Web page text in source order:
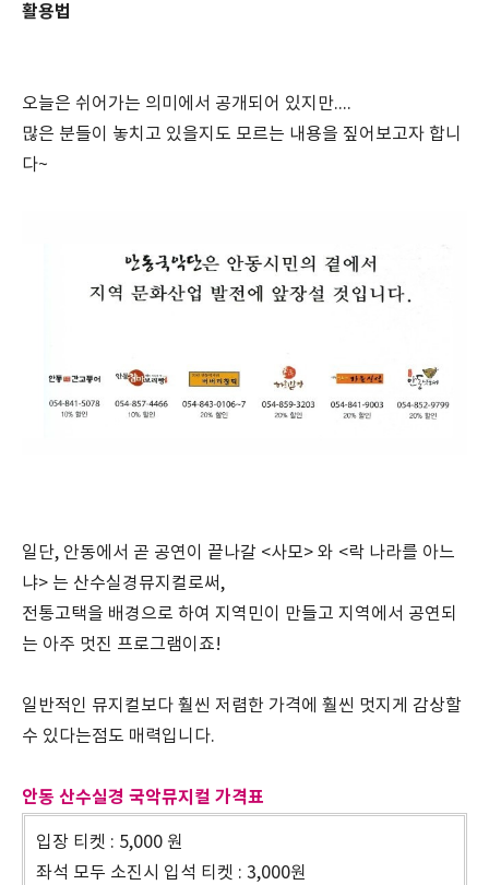
활용법
오늘은 쉬어가는 의미에서 공개되어 있지만....
많은 분들이 놓치고 있을지도 모르는 내용을 짚어보고자 합니
다~
일단, 안동에서 곧 공연이 끝나갈 <사모> 와 <락 나라를 아느
냐> 는 산수실경뮤지컬로써,
전통고택을 배경으로 하여 지역민이 만들고 지역에서 공연되
는 아주 멋진 프로그램이죠!
일반적인 뮤지컬보다 훨씬 저렴한 가격에 훨씬 멋지게 감상할
수 있다는점도 매력입니다.
안동 산수실경 국악뮤지컬 가격표
입장 티켓 : 5,000 원
좌석 모두 소진시 입석 티켓 : 3,000원